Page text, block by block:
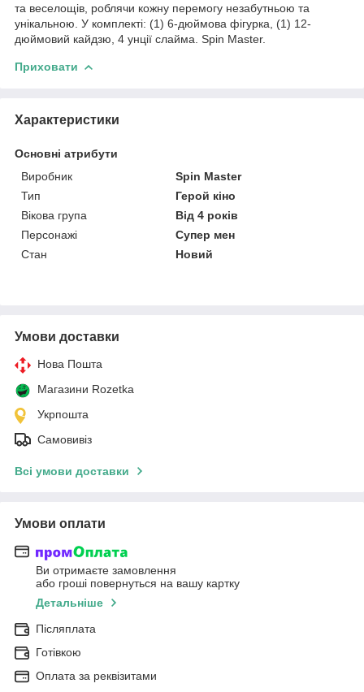
та веселощів, роблячи кожну перемогу незабутньою та
унікальною. У комплекті: (1) 6-дюймова фігурка, (1) 12-
дюймовий кайдзю, 4 унції слайма. Spin Master.
Приховати
Характеристики
Основні атрибути
Виробник
Spin Master
Тип
Герой кіно
Вікова група
Від 4 років
Персонажі
Супер мен
Стан
Новий
Умови доставки
Нова Пошта
Магазини Rozetka
Укрпошта
Самовивіз
Всі умови доставки
Умови оплати
Ви отримаєте замовлення
або гроші повернуться на вашу картку
Детальніше
Післяплата
Готівкою
Оплата за реквізитами